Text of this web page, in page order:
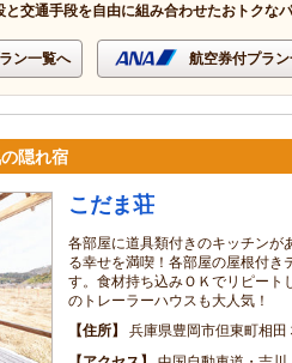
と交通手段を自由に組み合わせたおトクな
ン一覧へ 航空券付プラ
隠れ宿
こだま荘
各部屋に道具類付きのキッチンが
る幸せを満喫！各部屋の屋根付き
す。食材持ち込みＯＫでリピート
のトレーラーハウスも大人気！
住所
兵庫県豊岡市但東町相田